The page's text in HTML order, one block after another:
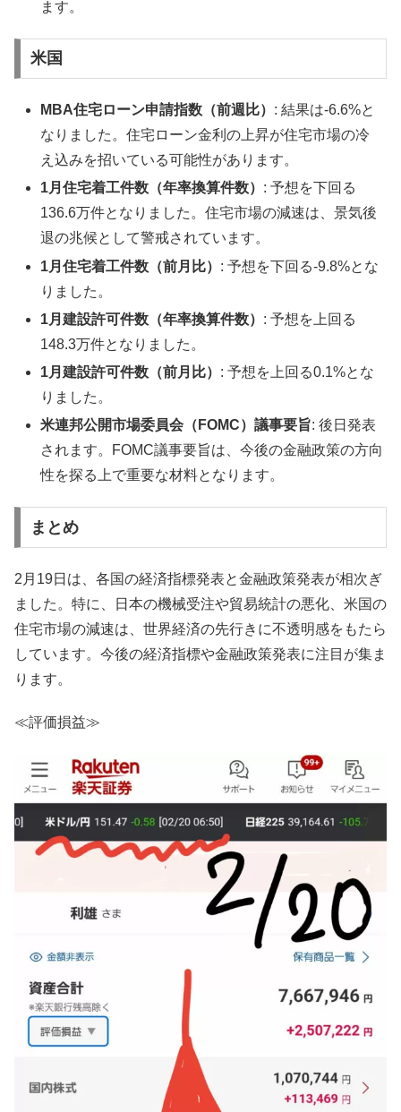
ます。
米国
MBA住宅ローン申請指数（前週比） : 結果は-6.6%と
なりました。住宅ローン金利の上昇が住宅市場の冷
え込みを招いている可能性があります。
1月住宅着工件数（年率換算件数） : 予想を下回る
136.6万件となりました。住宅市場の減速は、景気後
退の兆候として警戒されています。
1月住宅着工件数（前月比） : 予想を下回る-9.8%とな
りました。
1月建設許可件数（年率換算件数） : 予想を上回る
148.3万件となりました。
1月建設許可件数（前月比） : 予想を上回る0.1%とな
りました。
米連邦公開市場委員会（FOMC）議事要旨: 後日発表
されます。FOMC議事要旨は、今後の金融政策の方向
性を探る上で重要な材料となります。
まとめ
2月19日は、各国の経済指標発表と金融政策発表が相次ぎ
ました。特に、日本の機械受注や貿易統計の悪化、米国の
住宅市場の減速は、世界経済の先行きに不透明感をもたら
しています。今後の経済指標や金融政策発表に注目が集ま
ります。
≪評価損益≫